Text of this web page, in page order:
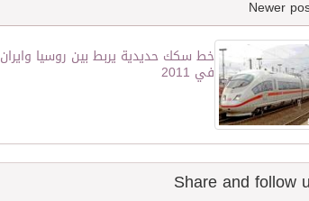
خط سكك حديدية يربط بين روسيا وايران
في 2011